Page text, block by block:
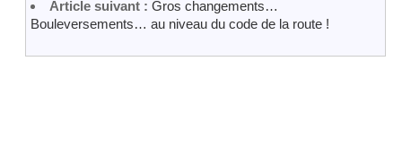
Article suivant : Gros changements…
Bouleversements… au niveau du code de la route !